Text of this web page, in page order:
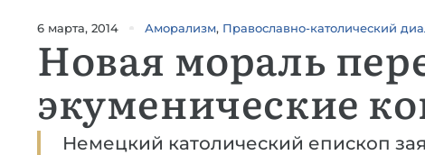
6 марта, 2014 Аморализм, Православно-католический
Новая мораль
экуменические
Немецкий католический епископ